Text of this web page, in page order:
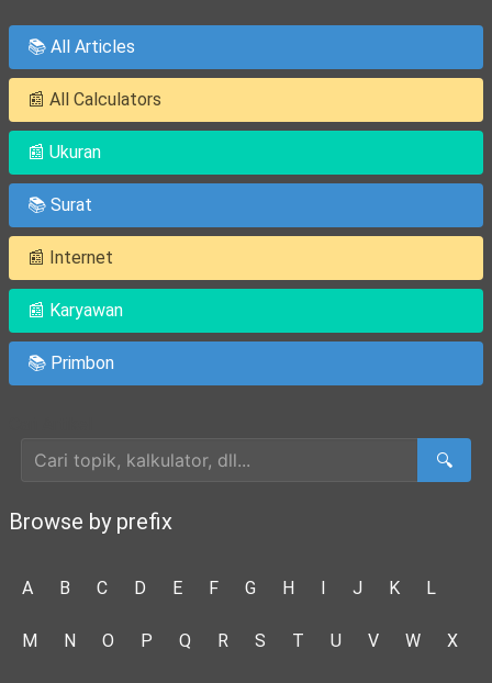
📚 All Articles
📰 All Calculators
📰 Ukuran
📚 Surat
📰 Internet
📰 Karyawan
📚 Primbon
🔍
Browse by prefix
A B C D E F G H I J K L
M N O P Q R S T U V W X